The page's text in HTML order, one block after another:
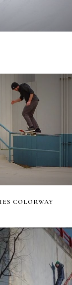
COLORWAY